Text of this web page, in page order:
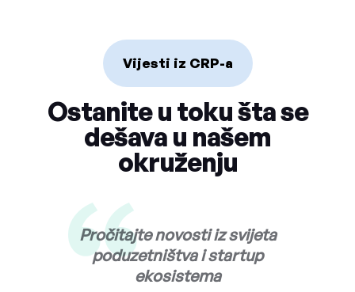
Vijesti iz CRP-a
Ostanite u toku šta se
dešava u našem
okruženju
Pročitajte novosti iz svijeta
poduzetništva i startup
ekosistema